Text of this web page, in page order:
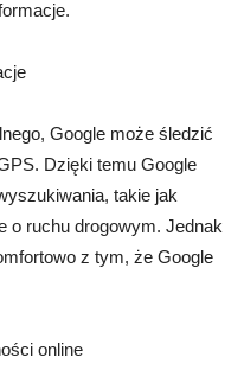
Google może śledzić
Dzięki temu Google
takie jak
o ruchu drogowym. Jednak
z tym, że Google
online